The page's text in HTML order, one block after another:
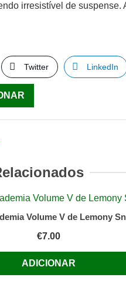
irresistível de suspense.
Twitter LinkedIn
Volume V de Lemony
€7.00
ADICIONAR